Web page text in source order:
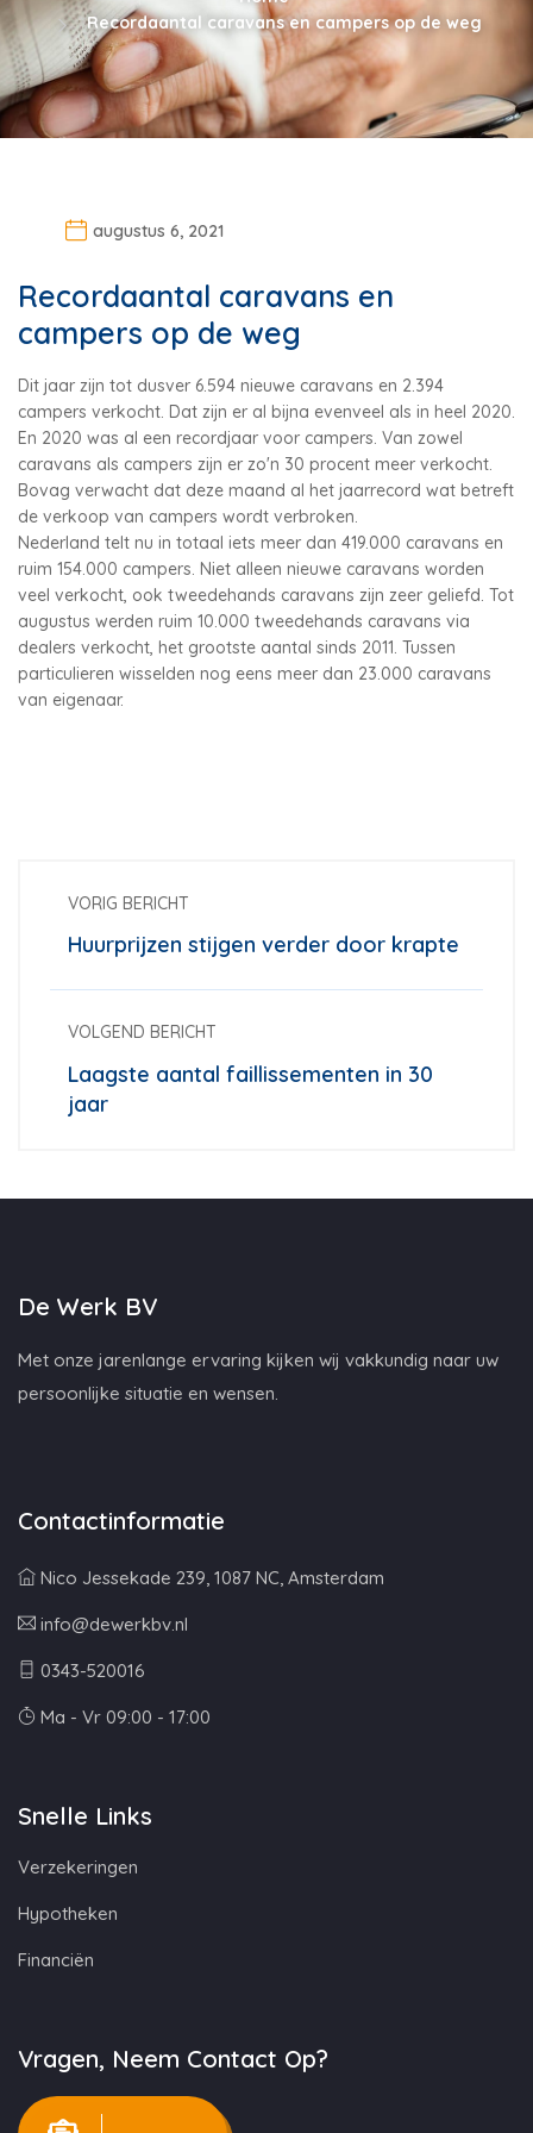
Recordaantal caravans en campers op de weg
augustus 6, 2021
Recordaantal caravans en
campers op de weg
Dit jaar zijn tot dusver 6.594 nieuwe caravans en 2.394
campers verkocht. Dat zijn er al bijna evenveel als in heel 2020.
En 2020 was al een recordjaar voor campers. Van zowel
caravans als campers zijn er zo'n 30 procent meer verkocht.
Bovag verwacht dat deze maand al het jaarrecord wat betreft
de verkoop van campers wordt verbroken.
Nederland telt nu in totaal iets meer dan 419.000 caravans en
ruim 154.000 campers. Niet alleen nieuwe caravans worden
veel verkocht, ook tweedehands caravans zijn zeer geliefd. Tot
augustus werden ruim 10.000 tweedehands caravans via
dealers verkocht, het grootste aantal sinds 2011. Tussen
particulieren wisselden nog eens meer dan 23.000 caravans
van eigenaar.
VORIG BERICHT
Huurprijzen stijgen verder door krapte
VOLGEND BERICHT
Laagste aantal faillissementen in 30
jaar
De Werk BV
Met onze jarenlange ervaring kijken wij vakkundig naar uw
persoonlijke situatie en wensen.
Contactinformatie
Nico Jessekade 239, 1087 NC, Amsterdam
info@dewerkbv.nl
0343-520016
Ma - Vr 09:00 - 17:00
Snelle Links
Verzekeringen
Hypotheken
Financiën
Vragen, Neem Contact Op?